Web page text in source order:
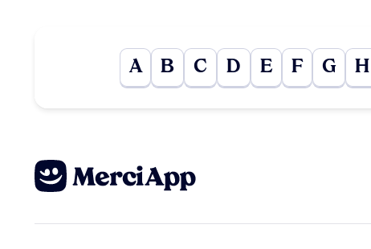
A B C D E F G H